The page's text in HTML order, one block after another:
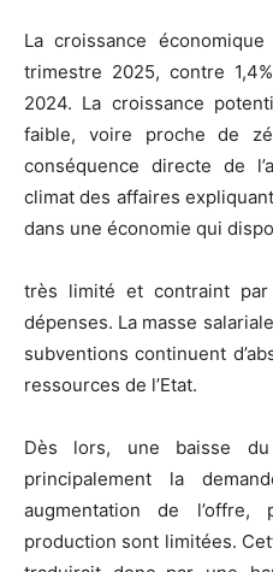
La croissance
trimestre 2025, contre
2024. La croissance
faible, voire proche de
conséquence directe de
climat des affaires
dans une économie qui
très limité et contraint
dépenses. La masse
subventions continuent
ressources de l’Etat.
Dès lors, une baisse du
principalement la
augmentation de
production sont limitées.